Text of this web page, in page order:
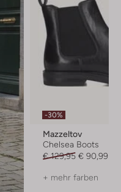
-30%
Mazzeltov
Chelsea Boots
€ 129,95 € 90,99
+ mehr farben